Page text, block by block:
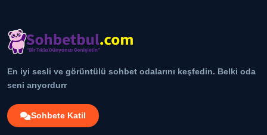
En iyi sesli ve görüntülü sohbet odalarını keşfedin. Belki oda
seni arıyordurr
Sohbete Katil